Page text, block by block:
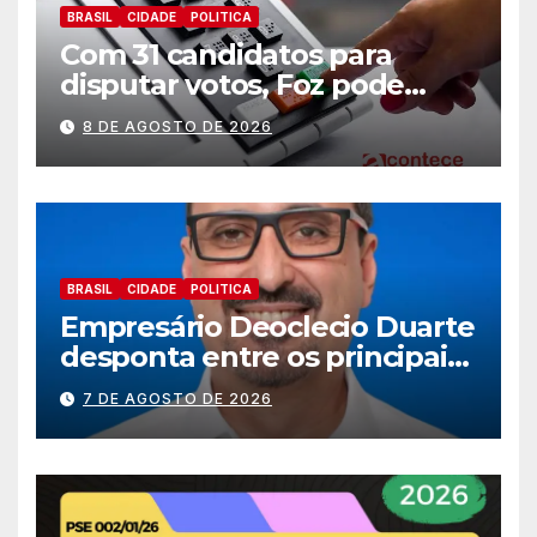
BRASIL CIDADE POLITICA
Com 31 candidatos para
disputar votos, Foz pode
perder representatividade
8 DE AGOSTO DE 2026
BRASIL CIDADE POLITICA
Empresário Deoclecio Duarte
desponta entre os principais
nomes do União Brasil para
deputado estadual
7 DE AGOSTO DE 2026